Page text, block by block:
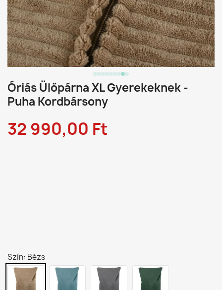
Óriás Ülőpárna XL Gyerekeknek -
Puha Kordbársony
32 990,00 Ft
Szín: Bézs